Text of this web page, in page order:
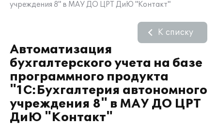
учреждения 8" в МАУ ДО ЦРТ ДиЮ "Контакт"
Автоматизация
бухгалтерского учета на базе
программного продукта
"1С:Бухгалтерия автономного
учреждения 8" в МАУ ДО ЦРТ
ДиЮ "Контакт"
К списку